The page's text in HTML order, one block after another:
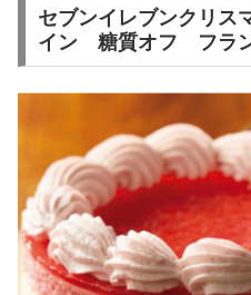
セブンイレブンクリ
イン 糖質オフ フラ